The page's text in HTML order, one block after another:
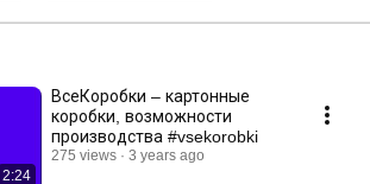
2:24
ВсеКоробки – картонные
коробки, возможности
производства #vsekorobki
275 views 3 years ago